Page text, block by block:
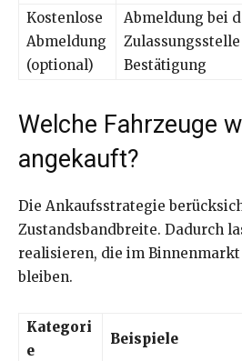
Kostenlose
Abmeldung
(optional)
Abmeldung bei
Bestätigung
Welche Fahrzeuge
angekauft?
Die Ankaufsstrategie
Zustandsbandbreite. Dadurch
realisieren, die im
bleiben.
Kategori
e
Beispiele